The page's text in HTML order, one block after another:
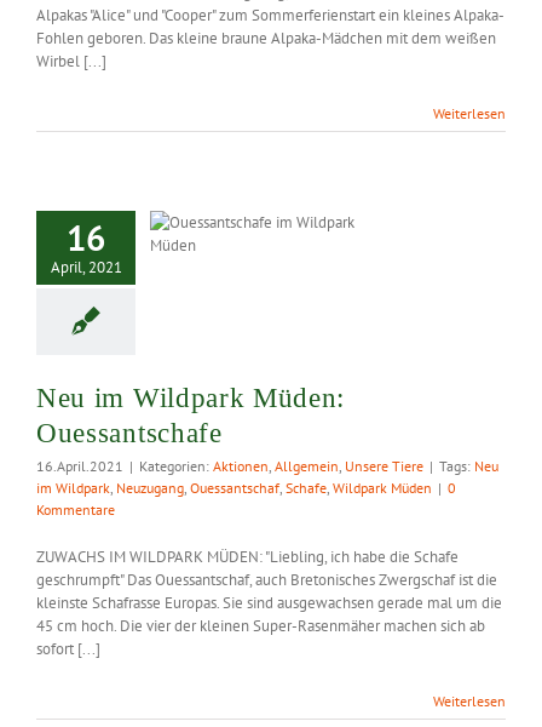
Alpakas "Alice" und "Cooper" zum Sommerferienstart ein kleines Alpaka-
Fohlen geboren. Das kleine braune Alpaka-Mädchen mit dem weißen
Wirbel [...]
Weiterlesen
16
April, 2021
Neu im Wildpark Müden:
Ouessantschafe
16.April.2021 | Kategorien: Aktionen, Allgemein, Unsere Tiere | Tags: Neu
im Wildpark, Neuzugang, Ouessantschaf, Schafe, Wildpark Müden | 0
Kommentare
ZUWACHS IM WILDPARK MÜDEN: "Liebling, ich habe die Schafe
geschrumpft" Das Ouessantschaf, auch Bretonisches Zwergschaf ist die
kleinste Schafrasse Europas. Sie sind ausgewachsen gerade mal um die
45 cm hoch. Die vier der kleinen Super-Rasenmäher machen sich ab
sofort [...]
Weiterlesen